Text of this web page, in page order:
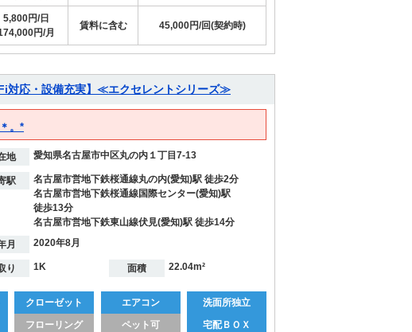
5,800円/日
円/月
賃料に含む 45,000円/回(契約時)
対応・設備充実】≪エクセレントシリーズ≫
。*
地 愛知県名古屋市中区丸の内１丁目7-13
駅
名古屋市営地下鉄桜通線丸の内(愛知)駅 徒歩2分
名古屋市営地下鉄桜通線国際センター(愛知)駅
徒歩13分
名古屋市営地下鉄東山線伏見(愛知)駅 徒歩14分
月
2020年8月
り 1K 面積 22.04m²
クローゼット エアコン
洗面所独立
フローリング ペット可 宅配ＢＯＸ